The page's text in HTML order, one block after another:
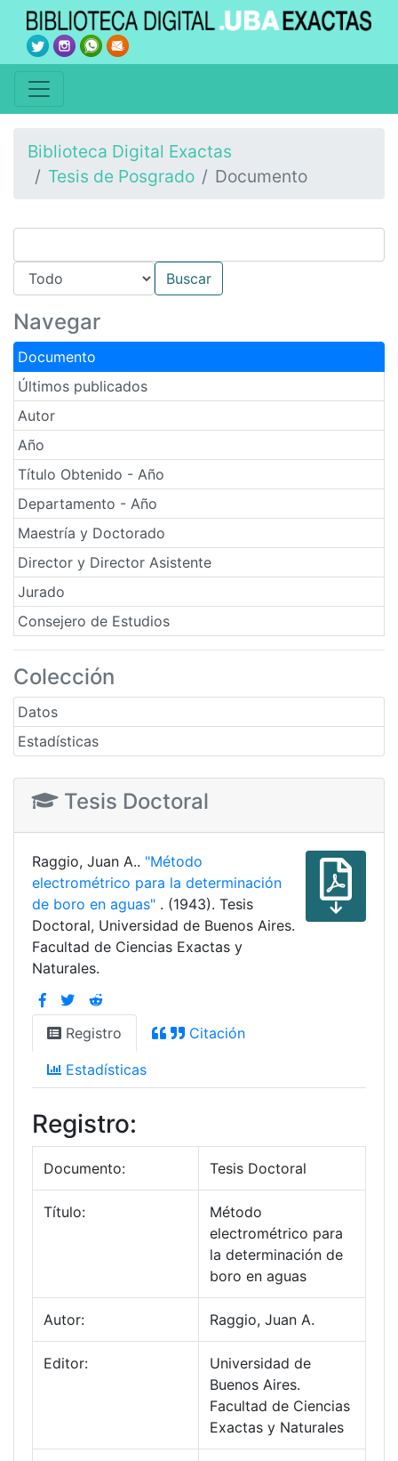
Biblioteca Digital Exactas
Tesis de Posgrado
Documento
Navegar
Documento
Últimos publicados
Autor
Año
Título Obtenido - Año
Departamento - Año
Maestría y Doctorado
Director y Director Asistente
Jurado
Consejero de Estudios
Colección
Datos
Estadísticas
Tesis Doctoral
Raggio, Juan A.. "Método
electrométrico para la determinación
de boro en aguas" . (1943). Tesis
Doctoral, Universidad de Buenos Aires.
Facultad de Ciencias Exactas y
Naturales.
Registro Citación
Estadísticas
Registro:
Documento: Tesis Doctoral
Título:
Método
electrométrico para
la determinación de
boro en aguas
Autor: Raggio, Juan A.
Editor:
Universidad de
Buenos Aires.
Facultad de Ciencias
Exactas y Naturales